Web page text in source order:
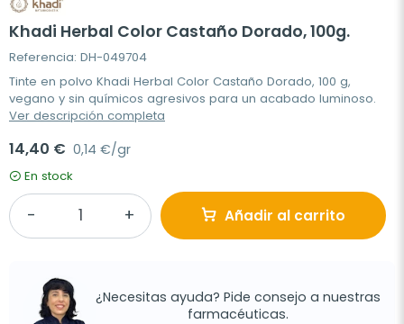
Khadi Herbal Color Castaño Dorado, 100g.
Referencia: DH-049704
Tinte en polvo Khadi Herbal Color Castaño Dorado, 100 g,
vegano y sin químicos agresivos para un acabado luminoso.
Ver descripción completa
14,40 € 0,14 €/gr
En stock
Añadir al carrito
¿Necesitas ayuda? Pide consejo a nuestras
farmacéuticas.